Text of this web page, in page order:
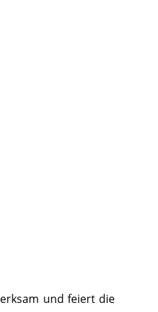
und feiert die